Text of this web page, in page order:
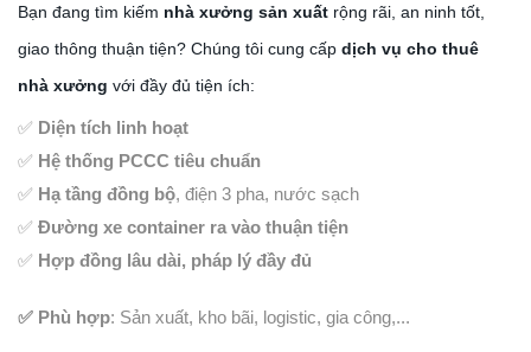
Bạn đang tìm kiếm nhà xưởng sản xuất rộng rãi, an ninh tốt,
giao thông thuận tiện? Chúng tôi cung cấp dịch vụ cho thuê
nhà xưởng với đầy đủ tiện ích:
✅ Diện tích linh hoạt
✅ Hệ thống PCCC tiêu chuẩn
✅ Hạ tầng đồng bộ, điện 3 pha, nước sạch
✅ Đường xe container ra vào thuận tiện
✅ Hợp đồng lâu dài, pháp lý đầy đủ
✅ Phù hợp: Sản xuất, kho bãi, logistic, gia công,...